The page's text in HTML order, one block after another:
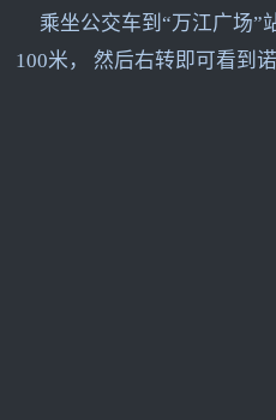
乘坐公交车到“万江广场”
100米， 然后右转即可看到诺